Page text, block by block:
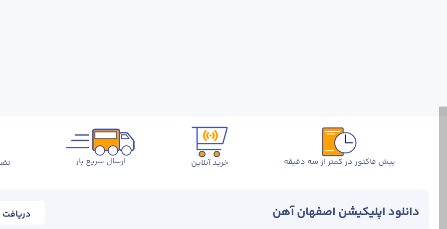
پیش فاکتور در کمتر از سه دقیقه خرید آنلاین ارسال سریع بار
دانلود اپلیکیشن اصفهان آهن دریافت